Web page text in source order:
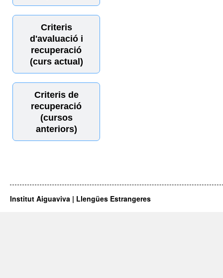
Criteris
d'avaluació i
recuperació
(curs actual)
Criteris de
recuperació
(cursos
anteriors)
Institut Aiguaviva | Llengües Estrangeres